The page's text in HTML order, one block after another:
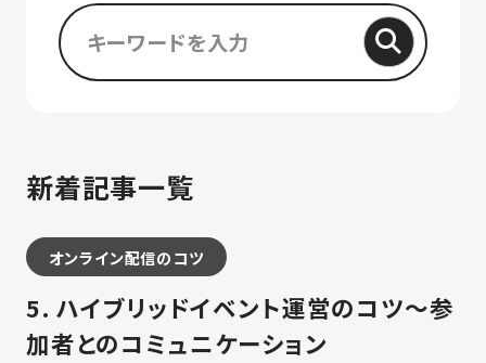
新着記事一覧
オンライン配信のコツ
5. ハイブリッドイベント運営のコツ～参
加者とのコミュニケーション